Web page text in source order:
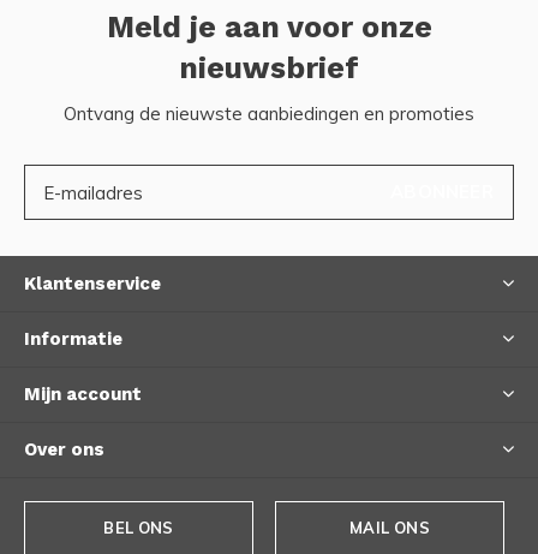
Meld je aan voor onze
nieuwsbrief
Ontvang de nieuwste aanbiedingen en promoties
Klantenservice
Informatie
Mijn account
Over ons
BEL ONS MAIL ONS